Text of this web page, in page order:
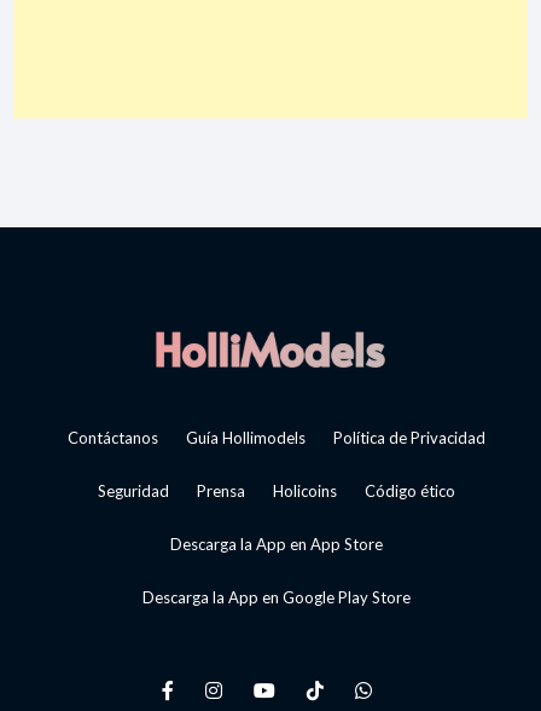
Contáctanos Guía Hollimodels Política de Privacidad
Seguridad Prensa Holicoins Código ético
Descarga la App en App Store
Descarga la App en Google Play Store